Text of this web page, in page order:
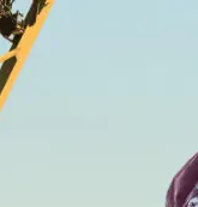
Panneau de gestion des